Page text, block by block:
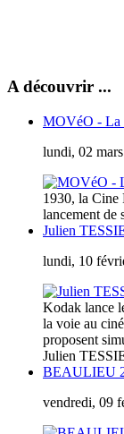
A découvrir ...
MOVéO - La
lundi, 02
1930, la Cine
lancement de
Julien
lundi, 10
Kodak lance
la voie au
proposent
Julien
BEAULIEU
vendredi, 09